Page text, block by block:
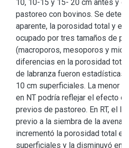
10, 10-15 y 15- 20 cm antes y
pastoreo con bovinos. Se
aparente, la porosidad total y el
ocupado por tres tamaños de
(macroporos, mesoporos y
diferencias en la porosidad
de labranza fueron estadísticas
10 cm superficiales. La menor
en NT podría reflejar el efecto
previos de pastoreo. En RT, el
previo a la siembra de la avena
incrementó la porosidad total
superficiales y la disminuyó en